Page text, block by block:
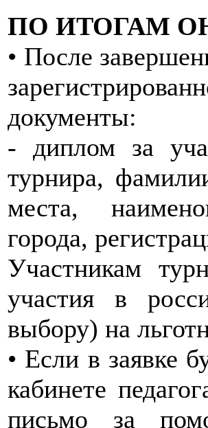
ПО ИТОГАМ
• После
документы:
- диплом за
турнира,
места,
города,
Участникам
участия в
выбору) на
• Если в заявке
кабинете
письмо за